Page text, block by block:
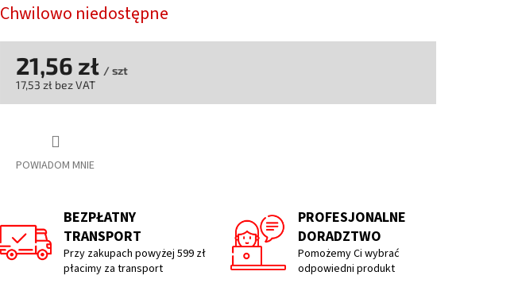
Chwilowo niedostępne
POWIADOM MNIE
21,56 zł / szt
17,53 zł bez VAT
BEZPŁATNY
TRANSPORT
Przy zakupach powyżej 599 zł
płacimy za transport
PROFESJONALNE
DORADZTWO
Pomożemy Ci wybrać
odpowiedni produkt